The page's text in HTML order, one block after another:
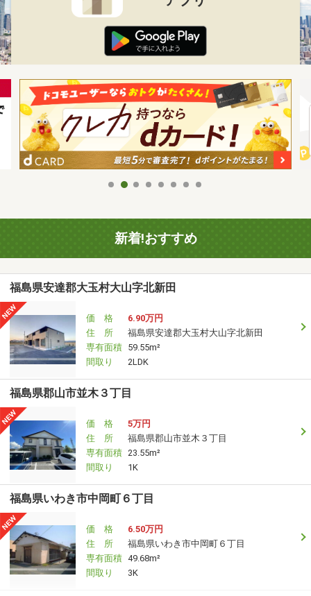
新着!おすすめ
福島県安達郡大玉村大山字北新田
価 格
6.90万円
住 所
福島県安達郡大玉村大山字北新田
専有面積 59.55m²
間取り
2LDK
福島県郡山市並木３丁目
価 格
5万円
住 所
福島県郡山市並木３丁目
専有面積 23.55m²
間取り
1K
福島県いわき市中岡町６丁目
価 格
6.50万円
住 所
福島県いわき市中岡町６丁目
専有面積 49.68m²
間取り
3K